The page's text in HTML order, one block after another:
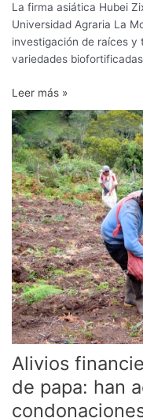
La firma asiática Hubei
Universidad Agraria La
investigación de raíces y
variedades
Leer más »
Alivios
de papa: han
Alivios
financieros
para
los
productores
de
papa:
han
accedido
a
condonaciones
hasta
del
100%
de
intereses
y
80%